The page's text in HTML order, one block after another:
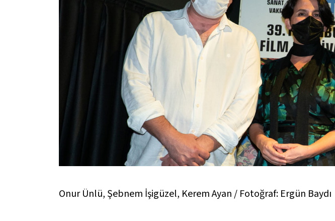
Onur Ünlü, Şebnem İşigüzel, Kerem Ayan / Fotoğraf: Ergün Baydı